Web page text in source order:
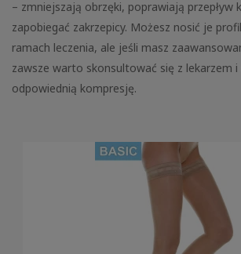
– zmniejszają obrzęki, poprawiają przepływ
zapobiegać zakrzepicy. Możesz nosić je
ramach leczenia, ale jeśli masz
zawsze warto skonsultować się z lekarzem i
odpowiednią kompresję.